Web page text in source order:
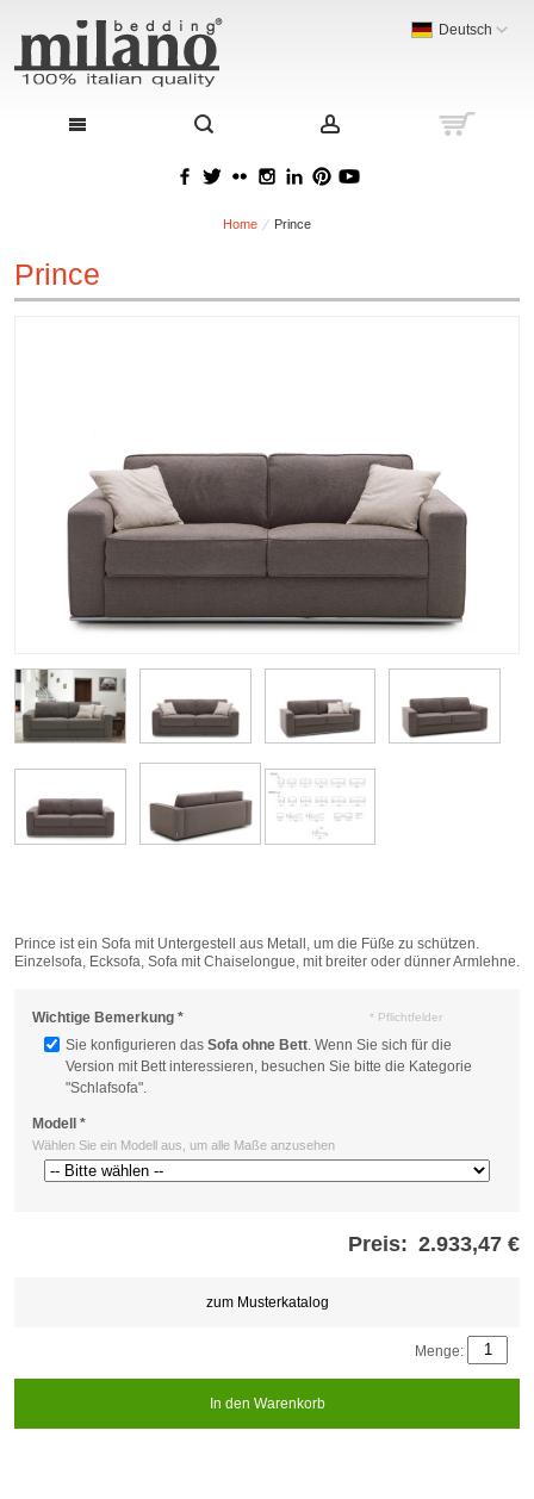
Deutsch
Home Prince
Prince
Prince ist ein Sofa mit Untergestell aus Metall, um die Füße zu schützen.
Einzelsofa, Ecksofa, Sofa mit Chaiselongue, mit breiter oder dünner Armlehne.
Wichtige Bemerkung *
Sie konfigurieren das Sofa ohne Bett . Wenn Sie sich für die
Version mit Bett interessieren, besuchen Sie bitte die Kategorie
"Schlafsofa".
Modell *
Wählen Sie ein Modell aus, um alle Maße anzusehen
* Pflichtfelder
Preis: 2.933,47 €
zum Musterkatalog
Menge:
In den Warenkorb